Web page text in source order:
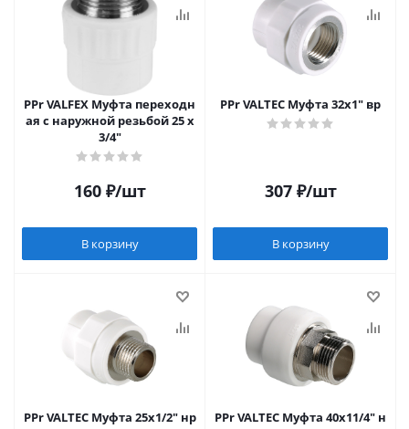
PPr VALFEX Муфта переходн
ая с наружной резьбой 25 x
3/4"
160₽/шт
В корзину
PPr VALTEC Муфта 32х1" вр
307₽/шт
В корзину
PPr VALTEC Муфта 25х1/2" нр
PPr VALTEC Муфта 40х11/4" н